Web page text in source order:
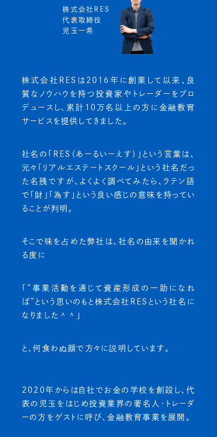
株式会社RES
代表取締役
児玉一希
株式会社RESは2016年に創業して以来、
良
質なノウハウを持つ投資家やトレーダーをプロ
デュースし、
累計10万名以上の方に金融教育
サービスを提供してきました。
社名の「RES（あーるいーえす）」という言葉は、
元々「リアルエステートスクール」という社名だっ
た名残ですが、 よくよく調べてみたら、ラテン語
で「財」「為す」という 良い感じの意味を持ってい
ることが判明。
そこで味を占めた弊社は、社名の由来を聞かれ
る度に
「”事業活動を通じて資産形成の一助になれ
ば”という 思いのもと株式会社RESという社名に
なりました＾＾」
と、何食わぬ顔で方々に説明しています。
2020年からは自社でお金の学校を創設し、 代
表の児玉をはじめ投資業界の著名人・トレーダ
ーの方をゲストに呼び、金融教育事業を展開。